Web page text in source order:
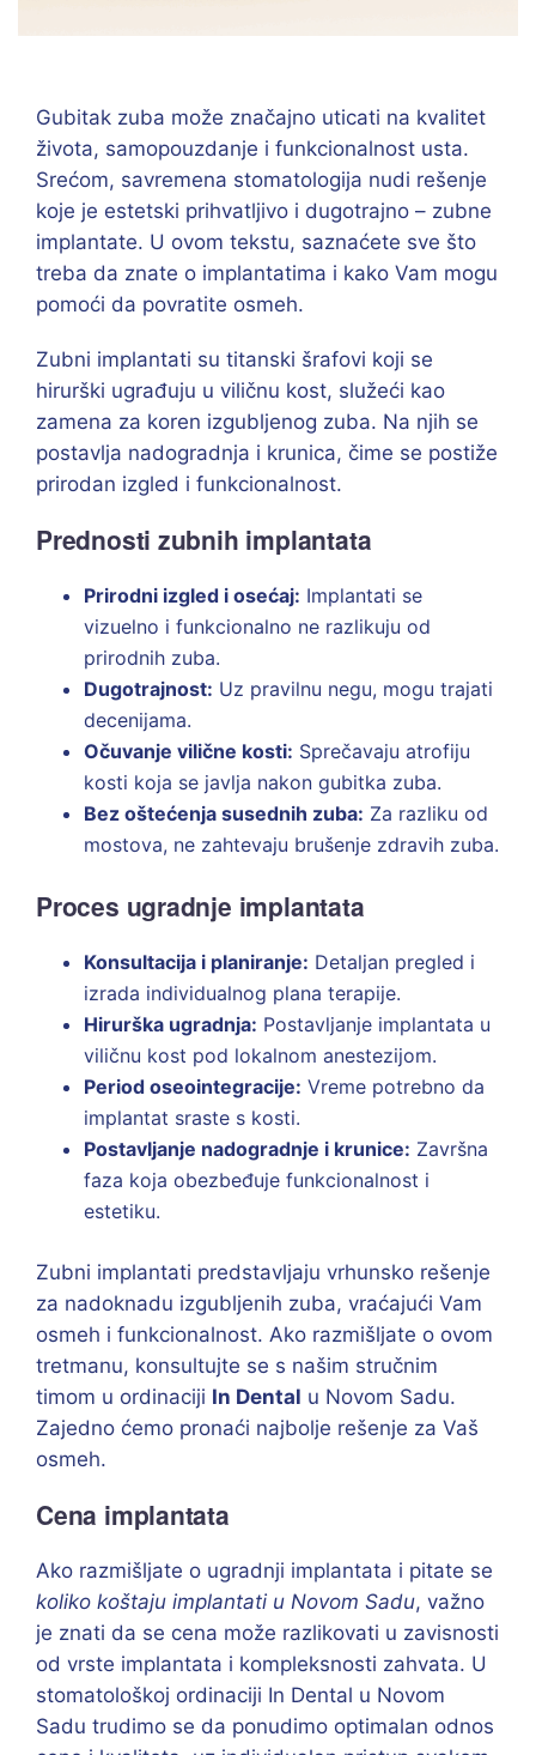
Gubitak zuba može značajno uticati na kvalitet
života, samopouzdanje i funkcionalnost usta.
Srećom, savremena stomatologija nudi rešenje
koje je estetski prihvatljivo i dugotrajno – zubne
implantate. U ovom tekstu, saznaćete sve što
treba da znate o implantatima i kako Vam mogu
pomoći da povratite osmeh.
Zubni implantati su titanski šrafovi koji se
hirurški ugrađuju u viličnu kost, služeći kao
zamena za koren izgubljenog zuba. Na njih se
postavlja nadogradnja i krunica, čime se postiže
prirodan izgled i funkcionalnost.
Prednosti zubnih implantata
Prirodni izgled i osećaj: Implantati se
vizuelno i funkcionalno ne razlikuju od
prirodnih zuba.
Dugotrajnost: Uz pravilnu negu, mogu trajati
decenijama.
Očuvanje vilične kosti: Sprečavaju atrofiju
kosti koja se javlja nakon gubitka zuba.
Bez oštećenja susednih zuba: Za razliku od
mostova, ne zahtevaju brušenje zdravih zuba.
Proces ugradnje implantata
Konsultacija i planiranje: Detaljan pregled i
izrada individualnog plana terapije.
Hirurška ugradnja: Postavljanje implantata u
viličnu kost pod lokalnom anestezijom.
Period oseointegracije: Vreme potrebno da
implantat sraste s kosti.
Postavljanje nadogradnje i krunice: Završna
faza koja obezbeđuje funkcionalnost i
estetiku.​
Zubni implantati predstavljaju vrhunsko rešenje
za nadoknadu izgubljenih zuba, vraćajući Vam
osmeh i funkcionalnost. Ako razmišljate o ovom
tretmanu, konsultujte se s našim stručnim
timom u ordinaciji In Dental u Novom Sadu.
Zajedno ćemo pronaći najbolje rešenje za Vaš
osmeh.
Cena implantata
Ako razmišljate o ugradnji implantata i pitate se
koliko koštaju implantati u Novom Sadu, važno
je znati da se cena može razlikovati u zavisnosti
od vrste implantata i kompleksnosti zahvata. U
stomatološkoj ordinaciji In Dental u Novom
Sadu trudimo se da ponudimo optimalan odnos